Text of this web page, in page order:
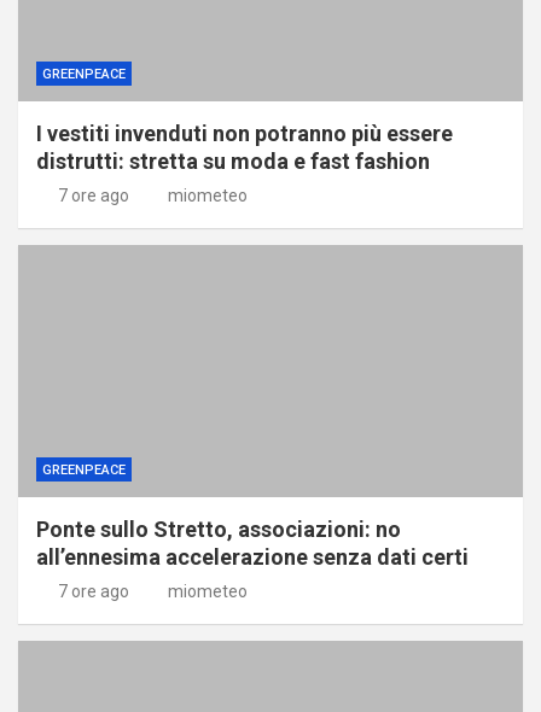
GREENPEACE
I vestiti invenduti non potranno più essere
distrutti: stretta su moda e fast fashion
7 ore ago miometeo
GREENPEACE
Ponte sullo Stretto, associazioni: no
all’ennesima accelerazione senza dati certi
7 ore ago miometeo